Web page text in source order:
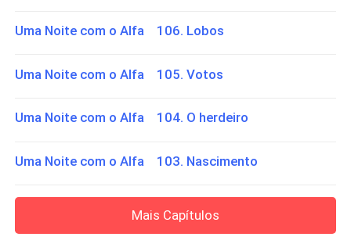
Uma Noite com o Alfa 106. Lobos
Uma Noite com o Alfa 105. Votos
Uma Noite com o Alfa 104. O herdeiro
Uma Noite com o Alfa 103. Nascimento
Mais Capítulos